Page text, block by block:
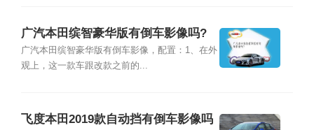
广汽本田缤智豪华版有倒车影像吗?
广汽本田缤智豪华版有倒车影像，配置：1、在外
观上，这一款车跟改款之前的...
飞度本田2019款自动挡有倒车影像吗